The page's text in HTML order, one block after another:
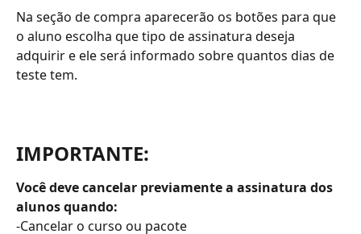
Na seção de compra aparecerão os botões para que
o aluno escolha que tipo de assinatura deseja
adquirir e ele será informado sobre quantos dias de
teste tem.
IMPORTANTE:
Você deve cancelar previamente a assinatura dos
alunos quando:
-Cancelar o curso ou pacote